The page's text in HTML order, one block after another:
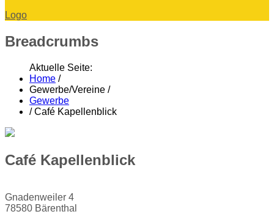
Logo
Breadcrumbs
Aktuelle Seite:
Home /
Gewerbe/Vereine /
Gewerbe
/ Café Kapellenblick
Café Kapellenblick
Gnadenweiler 4
78580 Bärenthal